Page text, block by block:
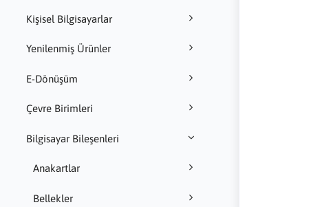
Kişisel Bilgisayarlar
Yenilenmiş Ürünler
E-Dönüşüm
Çevre Birimleri
Bilgisayar Bileşenleri
Anakartlar
Bellekler